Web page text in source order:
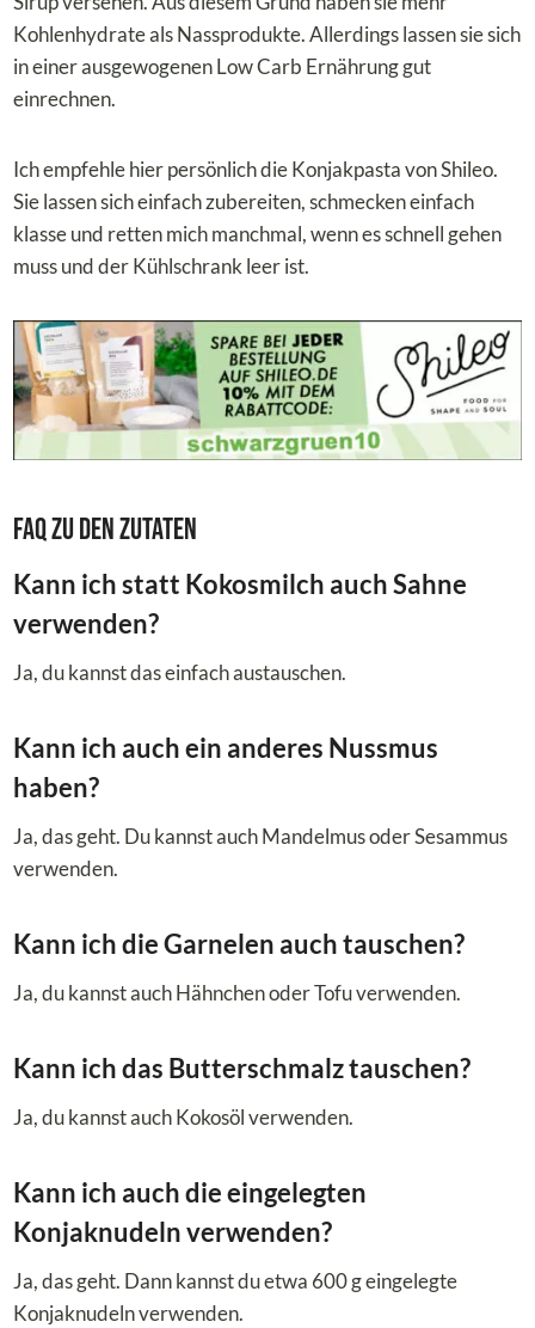
Kohlenhydrate als Nassprodukte. Allerdings lassen sie sich
in einer ausgewogenen Low Carb Ernährung gut
einrechnen.
Ich empfehle hier persönlich die Konjakpasta von Shileo.
Sie lassen sich einfach zubereiten, schmecken einfach
klasse und retten mich manchmal, wenn es schnell gehen
muss und der Kühlschrank leer ist.
FAQ zu den Zutaten
Kann ich statt Kokosmilch auch Sahne
verwenden?
Ja, du kannst das einfach austauschen.
Kann ich auch ein anderes Nussmus
haben?
Ja, das geht. Du kannst auch Mandelmus oder Sesammus
verwenden.
Kann ich die Garnelen auch tauschen?
Ja, du kannst auch Hähnchen oder Tofu verwenden.
Kann ich das Butterschmalz tauschen?
Ja, du kannst auch Kokosöl verwenden.
Kann ich auch die eingelegten
Konjaknudeln verwenden?
Ja, das geht. Dann kannst du etwa 600 g eingelegte
Konjaknudeln verwenden.